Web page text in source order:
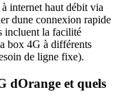
internet haut débit via
dune connexion rapide
incluent la facilité
box 4G à différents
de ligne fixe).
dOrange et quels